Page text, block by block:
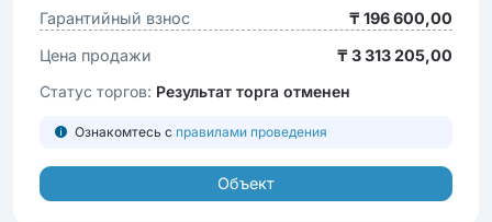
Гарантийный взнос
₸ 196 600,00
Цена продажи
₸ 3 313 205,00
Статус торгов: Результат торга отменен
Ознакомтесь с правилами проведения
Объект